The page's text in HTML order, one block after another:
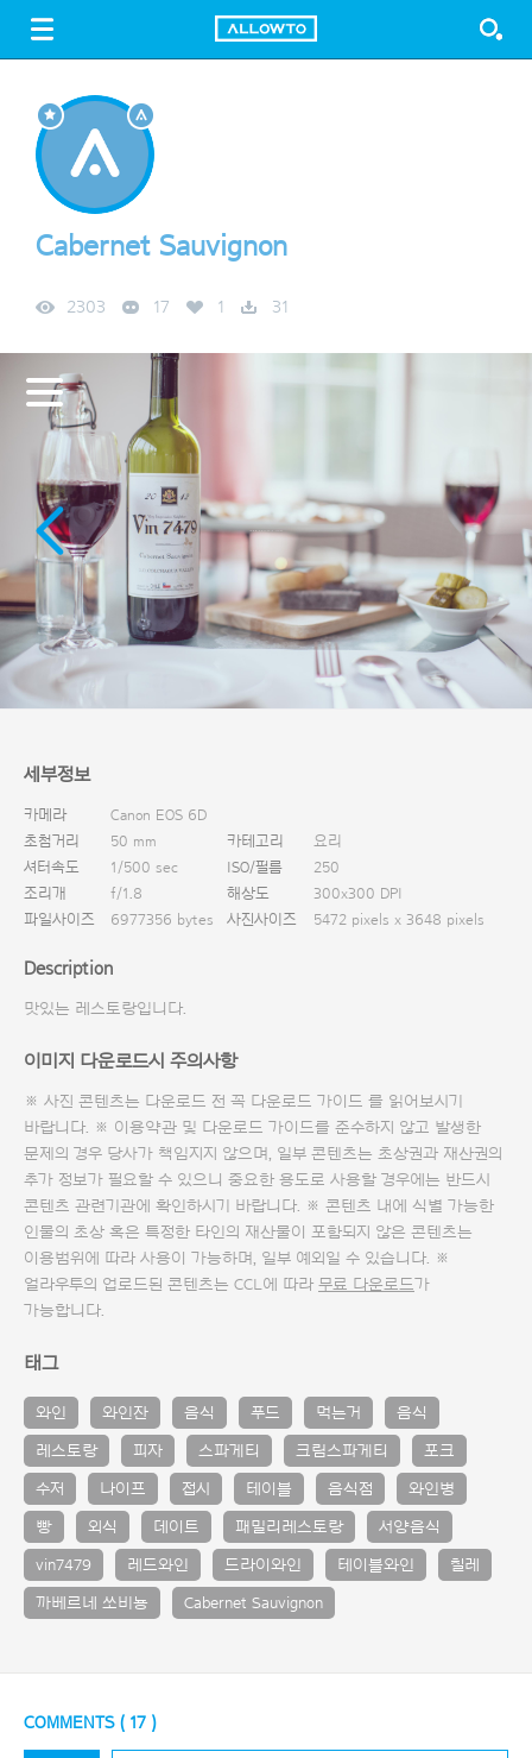
FREE DOWNLOAD
Cabernet Sauvignon
2303 17 1 31
세부정보
카메라
Canon EOS 6D
초첨거리
50 mm 카테고리
요리
셔터속도
1/500 sec ISO/필름
250
조리개
f/1.8 해상도
300x300 DPI
파일사이즈
6977356 bytes 사진사이즈 5472 pixels x 3648 pixels
Description
맛있는 레스토랑입니다.
이미지 다운로드시 주의사항
※ 사진 콘텐츠는 다운로드 전 꼭 다운로드 가이드 를 읽어보시기
바랍니다. ※ 이용약관 및 다운로드 가이드를 준수하지 않고 발생한
문제의 경우 당사가 책임지지 않으며, 일부 콘텐츠는 초상권과 재산권의
추가 정보가 필요할 수 있으니 중요한 용도로 사용할 경우에는 반드시
콘텐츠 관련기관에 확인하시기 바랍니다. ※ 콘텐츠 내에 식별 가능한
인물의 초상 혹은 특정한 타인의 재산물이 포함되지 않은 콘텐츠는
이용범위에 따라 사용이 가능하며, 일부 예외일 수 있습니다. ※
얼라우투의 업로드된 콘텐츠는 CCL에 따라 무료 다운로드가
가능합니다.
태그
와인 와인잔 음식 푸드 먹는거 음식
레스토랑 피자 스파게티 크림스파게티 포크
수저 나이프 접시 테이블 음식점 와인병
빵 외식 데이트 패밀리레스토랑 서양음식
vin7479 레드와인 드라이와인 테이블와인 칠레
까베르네 쏘비뇽 Cabernet Sauvignon
COMMENTS ( 17 )